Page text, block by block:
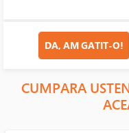
DA, AM GATIT-O!
CUMPARA